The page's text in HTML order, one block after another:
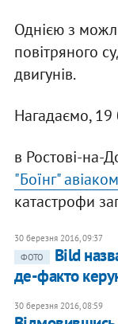
Однією з
повітряного
двигунів.
Нагадаємо, 19
в Ростові-на-
"Боїнг"
катастрофи
30 березня 2016, 09:37
ФОТО
Bild
де-факто
30 березня 2016, 08:59